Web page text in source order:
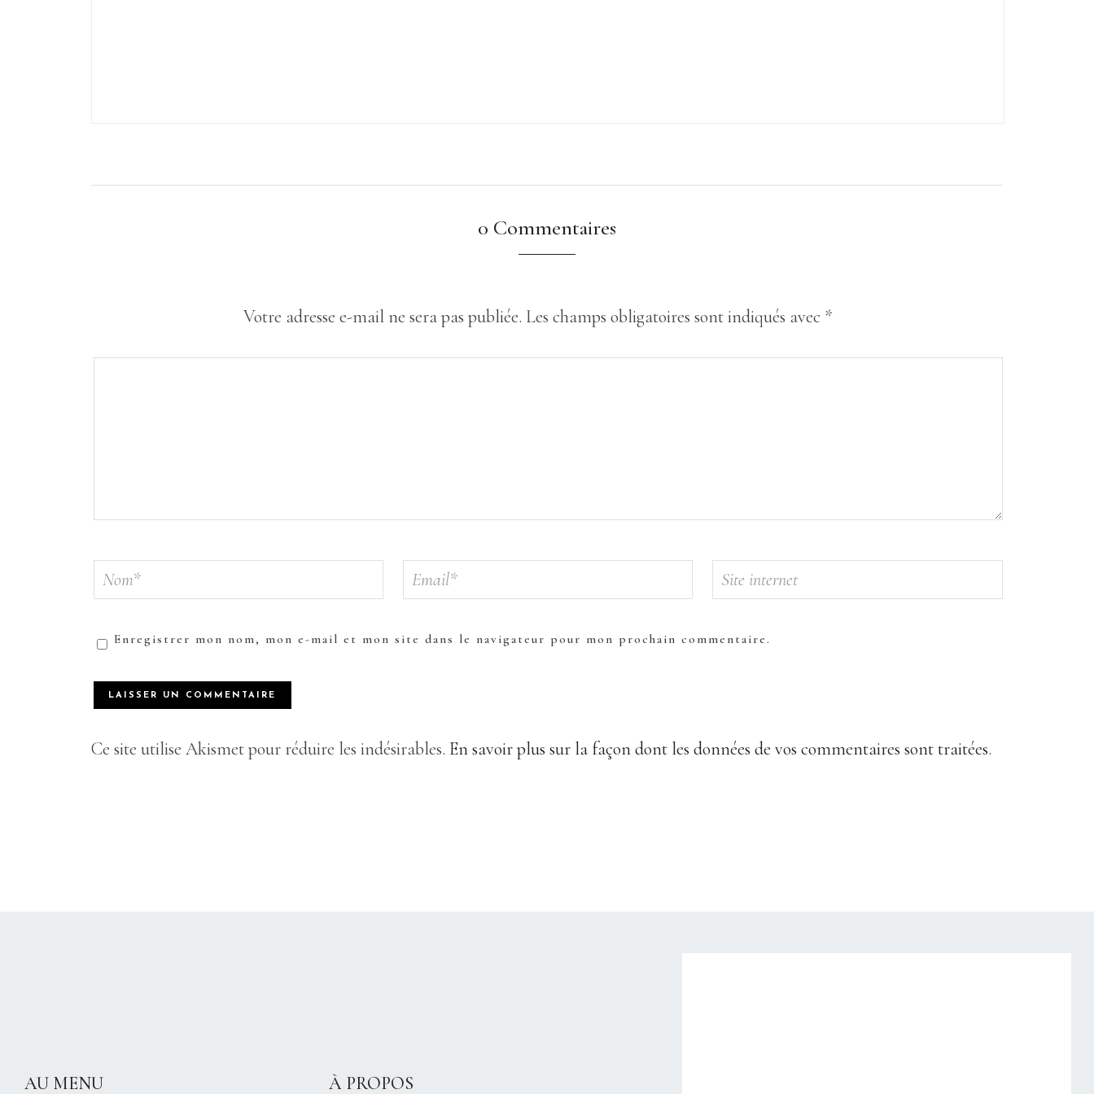
0 Commentaires
Votre adresse e-mail ne sera pas publiée. Les champs obligatoires sont indiqués avec *
Enregistrer mon nom, mon e-mail et mon site dans le navigateur pour mon prochain commentaire.
Ce site utilise Akismet pour réduire les indésirables. En savoir plus sur la façon dont les données de vos commentaires sont traitées.
AU MENU À PROPOS